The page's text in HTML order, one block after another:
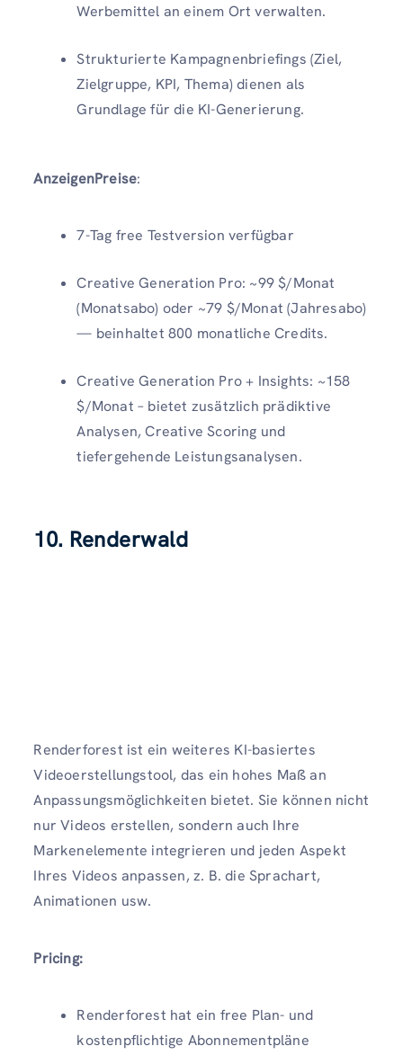
Werbemittel an einem Ort verwalten.
Strukturierte Kampagnenbriefings (Ziel,
Zielgruppe, KPI, Thema) dienen als
Grundlage für die KI-Generierung.
AnzeigenPreise:
7-Tag free Testversion verfügbar
Creative Generation Pro: ~99 $/Monat
(Monatsabo) oder ~79 $/Monat (Jahresabo)
— beinhaltet 800 monatliche Credits.
Creative Generation Pro + Insights: ~158
$/Monat – bietet zusätzlich prädiktive
Analysen, Creative Scoring und
tiefergehende Leistungsanalysen.
10. Renderwald
Renderforest ist ein weiteres KI-basiertes
Videoerstellungstool, das ein hohes Maß an
Anpassungsmöglichkeiten bietet. Sie können nicht
nur Videos erstellen, sondern auch Ihre
Markenelemente integrieren und jeden Aspekt
Ihres Videos anpassen, z. B. die Sprachart,
Animationen usw.
Pricing:
Renderforest hat ein free Plan- und
kostenpflichtige Abonnementpläne